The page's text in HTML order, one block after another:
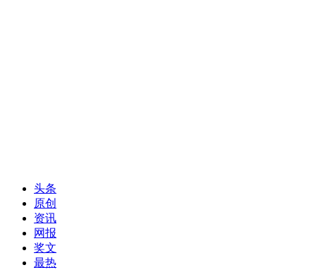
头条
原创
资讯
网报
奖文
最热